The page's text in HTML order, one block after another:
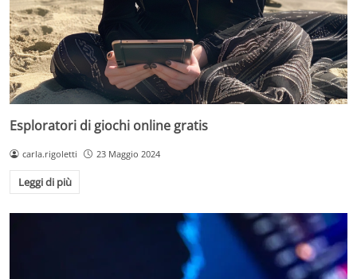
Esploratori di giochi online gratis
carla.rigoletti 23 Maggio 2024
Leggi di più